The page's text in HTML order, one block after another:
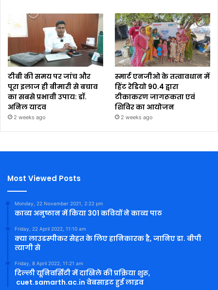
टीबी की समय पर जांच और
पूरा इलाज ही बीमारी से बचाव
का सबसे प्रभावी उपाय: डॉ.
अनिल यादव
2 weeks ago
स्मार्ट एनजीओ के तत्वावधान में
हिंट रेडियो 90.4 द्वारा
टीकाकरण जागरूकता एवं
शिविर का आयोजन
2 weeks ago
Most Viewed Posts
Monday, 22 November 2021, 2:22 pm
काव्य अनुष्ठान में किया 301 कवियों ने काव्य पाठ
Friday, 22 April 2022, 11:10 am
क्या लाउडस्पीकर सेहत के लिए हानिकारक है, जानिए डा. बीपी
त्यागी से
Friday, 8 April 2022, 11:21 am
दिल्ली यूनिवर्सिटी में दाखिले की प्रक्रिया शुरू,
cuet.samarth.ac.in वेबसाइट हुई लाइव